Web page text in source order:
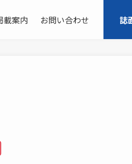
載案内 お問い合わせ 誌